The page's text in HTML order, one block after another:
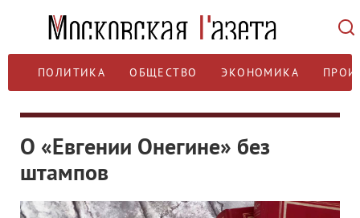
ПОЛИТИКА ОБЩЕСТВО ЭКОНОМИКА
О «Евгении Онегине» без
штампов